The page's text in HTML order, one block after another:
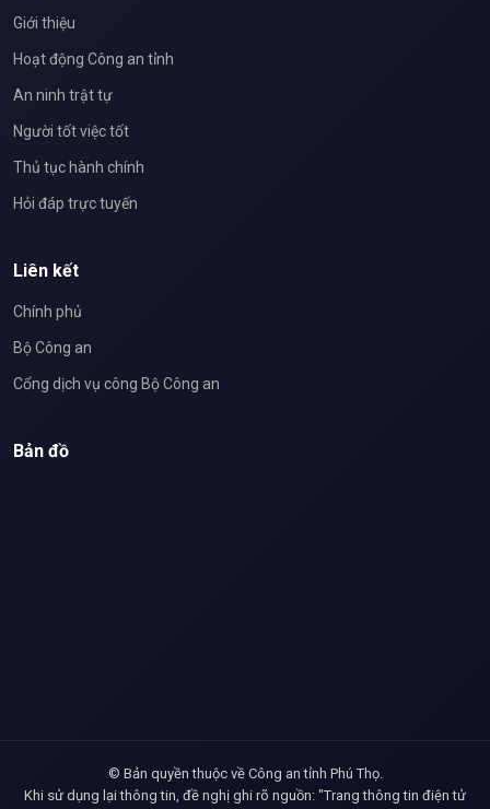
Giới thiệu
Hoạt động Công an tỉnh
An ninh trật tự
Người tốt việc tốt
Thủ tục hành chính
Hỏi đáp trực tuyến
Liên kết
Chính phủ
Bộ Công an
Cổng dịch vụ công Bộ Công an
Bản đồ
© Bản quyền thuộc về Công an tỉnh Phú Thọ.
Khi sử dụng lại thông tin, đề nghị ghi rõ nguồn: "Trang thông tin điện tử